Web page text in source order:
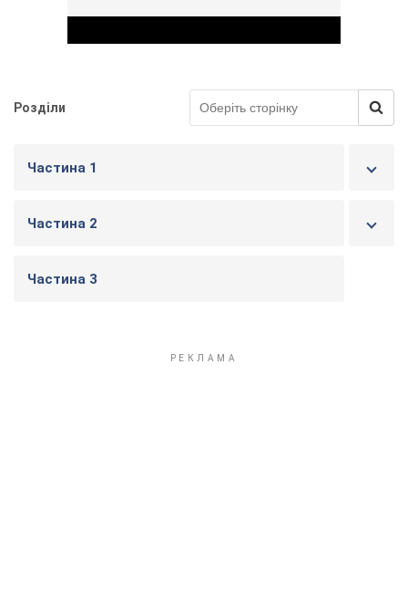
Розділи
Частина 1
Частина 2
Частина 3